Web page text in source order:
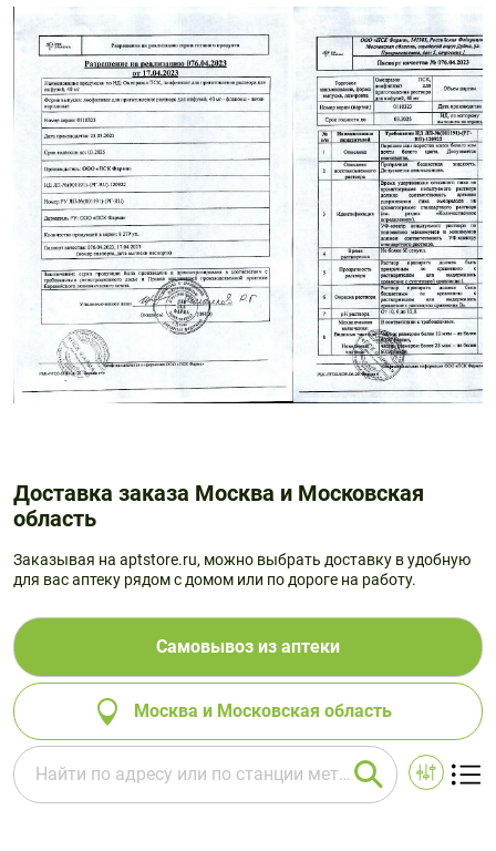
Доставка заказа Москва и Московская
область
Заказывая на aptstore.ru, можно выбрать доставку в удобную
для вас аптеку рядом с домом или по дороге на работу.
Самовывоз из аптеки
Москва и Московская область